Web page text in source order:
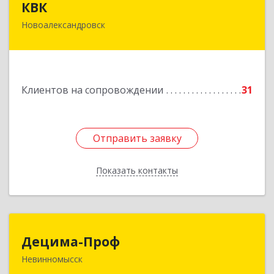
КВК
Новоалександровск
Клиентов на сопровождении 31
Отправить заявку
Показать контакты
Подробнее
Отправить заявку
Назад
Децима-Проф
Невинномысск
357100, Ставропольский край, Невинномысск г,